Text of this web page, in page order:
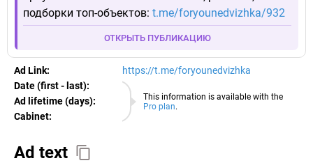
подборки топ-объектов: t.me/foryounedvizhka/932
ОТКРЫТЬ ПУБЛИКАЦИЮ
Ad Link: https://t.me/foryounedvizhka
This information is available with the
Pro plan.
Date (first - last):
08.08.2026
Ad lifetime (days):
Cabinet:
EURO
Ad text